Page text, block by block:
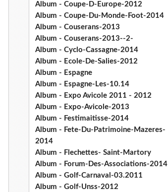
Album - Coupe-D-Europe-2012
Album - Coupe-Du-Monde-Foot-2014
Album - Couserans-2013
Album - Couserans-2013--2-
Album - Cyclo-Cassagne-2014
Album - Ecole-De-Salies-2012
Album - Espagne
Album - Espagne-Les-10.14
Album - Expo Avicole 2011 - 2012
Album - Expo-Avicole-2013
Album - Festimaitisse-2014
Album - Fete-Du-Patrimoine-Mazeres-
2014
Album - Flechettes- Saint-Martory
Album - Forum-Des-Associations-2014
Album - Golf-Carnaval-03.2011
Album - Golf-Unss-2012